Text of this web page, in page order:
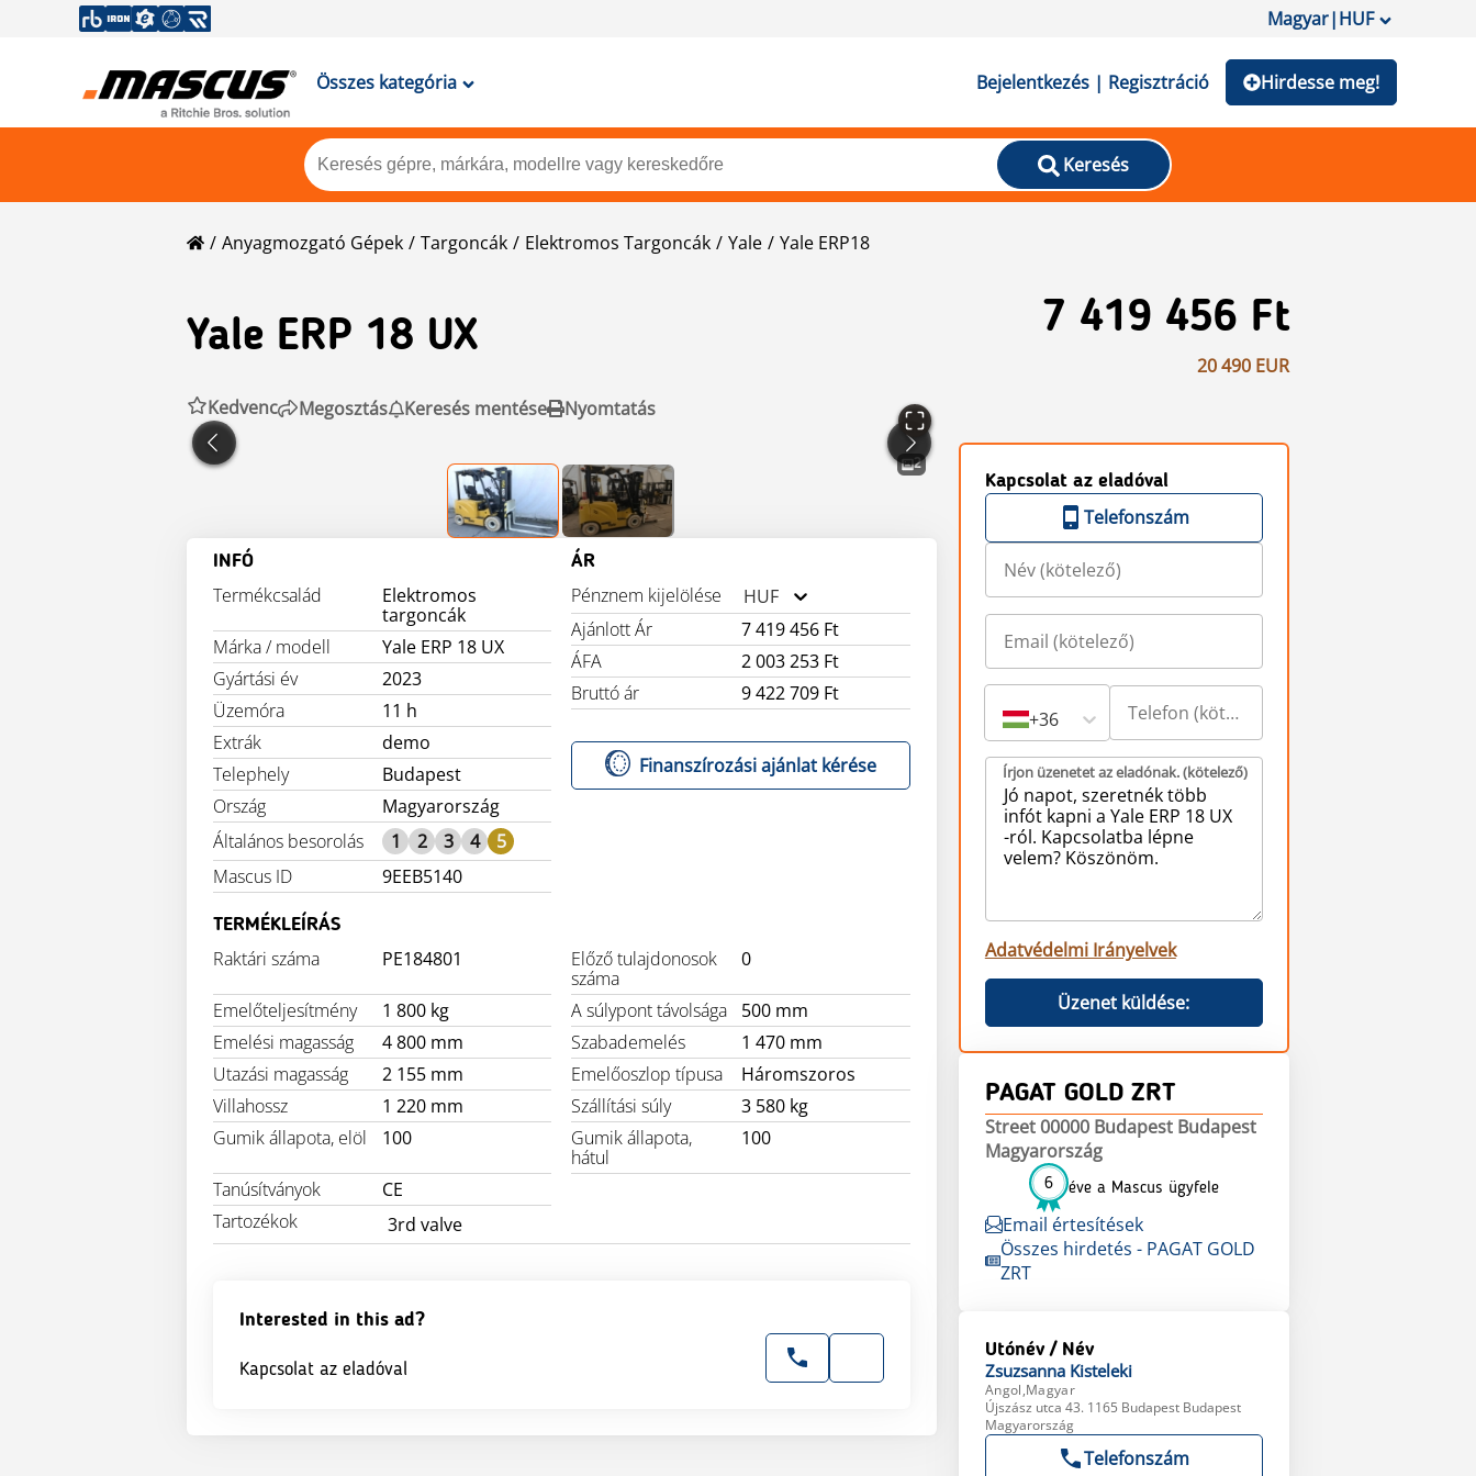
Magyar|HUF
Összes kategória Bejelentkezés | Regisztráció Hirdesse meg!
Keresés
Anyagmozgató Gépek Targoncák Elektromos Targoncák Yale Yale ERP18
Yale ERP 18 UX 7 419 456 Ft
20 490 EUR
Kedvenc
Megosztás Keresés mentése Nyomtatás
2
INFÓ
Termékcsalád
Elektromos
targoncák
Márka / modell
Yale ERP 18 UX
Gyártási év
2023
Üzemóra
11 h
Extrák
demo
Telephely
Budapest
Ország
Magyarország
Általános besorolás
1 2 3 4
5
Mascus ID
9EEB5140
ÁR
Pénznem kijelölése
HUF
Ajánlott Ár
7 419 456 Ft
ÁFA
2 003 253 Ft
Bruttó ár
9 422 709 Ft
Finanszírozási ajánlat kérése
TERMÉKLEÍRÁS
Raktári száma PE184801
Előző tulajdonosok
száma
0
Emelőteljesítmény 1 800 kg A súlypont távolsága
500 mm
Emelési magasság
4 800 mm Szabademelés
1 470 mm
Utazási magasság
2 155 mm Emelőoszlop típusa
Háromszoros
Villahossz
1 220 mm Szállítási súly
3 580 kg
Gumik állapota, elöl
100
Gumik állapota,
hátul
100
Tanúsítványok
CE
Tartozékok
3rd valve
Interested in this ad?
Kapcsolat az eladóval
Kapcsolat az eladóval
Telefonszám
+36
Írjon üzenetet az eladónak. (kötelező)
Adatvédelmi Irányelvek
Üzenet küldése:
PAGAT GOLD ZRT
Street 00000 Budapest Budapest
Magyarország
6 éve a Mascus ügyfele
Email értesítések
Összes hirdetés - PAGAT GOLD
ZRT
Utónév / Név
Zsuzsanna Kisteleki
Angol,Magyar
Újszász utca 43. 1165 Budapest Budapest
Magyarország
Telefonszám